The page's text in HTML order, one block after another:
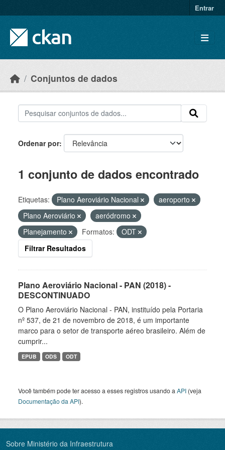
Entrar
Conjuntos de dados
Ordenar por
1 conjunto de dados encontrado
Etiquetas: Plano Aeroviário Nacional
aeroporto
Plano Aeroviário
aeródromo
Planejamento
Formatos:
ODT
Filtrar Resultados
Plano Aeroviário Nacional - PAN (2018) -
DESCONTINUADO
O Plano Aeroviário Nacional - PAN, instituído pela Portaria
nº 537, de 21 de novembro de 2018, é um importante
marco para o setor de transporte aéreo brasileiro. Além de
cumprir...
EPUB ODS ODT
Você também pode ter acesso a esses registros usando a API (veja
Documentação da API).
Sobre Ministério da Infraestrutura